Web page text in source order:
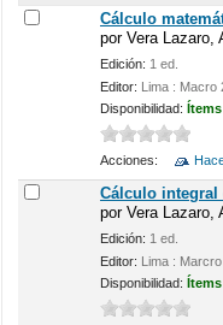
Cálculo
por Vera Lazaro,
Edición: 1 ed.
Editor: Lima : Macro
Disponibilidad:
Acciones:
Cálculo integral
por Vera Lazaro,
Edición: 1 ed.
Editor: Lima :
Disponibilidad: